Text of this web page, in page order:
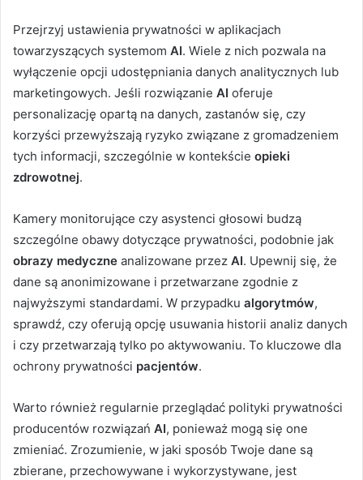
Przejrzyj ustawienia prywatności w aplikacjach
towarzyszących systemom AI. Wiele z nich pozwala na
wyłączenie opcji udostępniania danych analitycznych lub
marketingowych. Jeśli rozwiązanie AI oferuje
personalizację opartą na danych, zastanów się, czy
korzyści przewyższają ryzyko związane z gromadzeniem
tych informacji, szczególnie w kontekście opieki
zdrowotnej.
Kamery monitorujące czy asystenci głosowi budzą
szczególne obawy dotyczące prywatności, podobnie jak
obrazy medyczne analizowane przez AI. Upewnij się, że
dane są anonimizowane i przetwarzane zgodnie z
najwyższymi standardami. W przypadku algorytmów,
sprawdź, czy oferują opcję usuwania historii analiz danych
i czy przetwarzają tylko po aktywowaniu. To kluczowe dla
ochrony prywatności pacjentów.
Warto również regularnie przeglądać polityki prywatności
producentów rozwiązań AI, ponieważ mogą się one
zmieniać. Zrozumienie, w jaki sposób Twoje dane są
zbierane, przechowywane i wykorzystywane, jest